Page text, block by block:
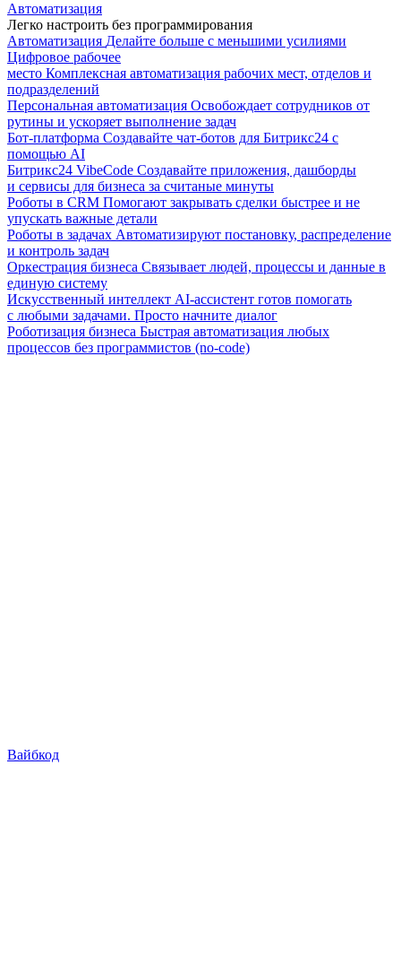
Автоматизация
Легко настроить без программирования
Автоматизация Делайте больше с меньшими усилиями
Цифровое рабочее
место Комплексная автоматизация рабочих мест, отделов и
подразделений
Персональная автоматизация Освобождает сотрудников от
рутины и ускоряет выполнение задач
Бот-платформа Создавайте чат-ботов для Битрикс24 с
помощью AI
Битрикс24 VibeCode Создавайте приложения, дашборды
и сервисы для бизнеса за считаные минуты
Роботы в CRM Помогают закрывать сделки быстрее и не
упускать важные детали
Роботы в задачах Автоматизируют постановку, распределение
и контроль задач
Оркестрация бизнеса Связывает людей, процессы и данные в
единую систему
Искусственный интеллект AI-ассистент готов помогать
с любыми задачами. Просто начните диалог
Роботизация бизнеса Быстрая автоматизация любых
процессов без программистов (no-code)
Вайбкод